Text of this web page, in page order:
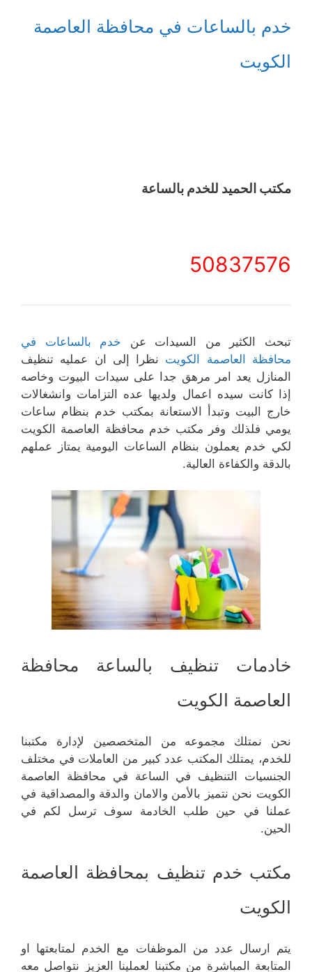
خدم بالساعات في محافظة العاصمة
الكويت
مكتب الحميد للخدم بالساعة
50837576
تبحث الكثير من السيدات عن خدم بالساعات في
محافظة العاصمة الكويت نظرا إلى ان عمليه تنظيف
المنازل يعد امر مرهق جدا على سيدات البيوت وخاصه
إذا كانت سيده اعمال ولديها عده التزامات وانشغالات
خارج البيت وتبدأ الاستعانة بمكتب خدم بنظام ساعات
يومي فلذلك وفر مكتب خدم محافظة العاصمة الكويت
لكي خدم يعملون بنظام الساعات اليومية يمتاز عملهم
بالدقة والكفاءة العالية.
خادمات تنظيف بالساعة محافظة
العاصمة الكويت
نحن نمتلك مجموعه من المتخصصين لإدارة مكتبنا
للخدم، يمتلك المكتب عدد كبير من العاملات في مختلف
الجنسيات التنظيف في الساعة في محافظة العاصمة
الكويت نحن نتميز بالأمن والامان والدقة والمصداقية في
عملنا في حين طلب الخادمة سوف ترسل لكم في
الحين.
مكتب خدم تنظيف بمحافظة العاصمة
الكويت
يتم ارسال عدد من الموظفات مع الخدم لمتابعتها او
المتابعة المباشرة من مكتبنا لعملينا العزيز نتواصل معه